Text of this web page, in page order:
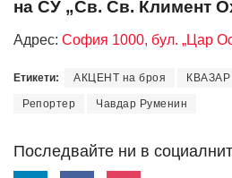
на СУ „Св. Св. Климент
Адрес: София 1000, бул. „Цар
Етикети: АКЦЕНТ на броя КВАЗАР
Репортер Чавдар Руменин
Последвайте ни в